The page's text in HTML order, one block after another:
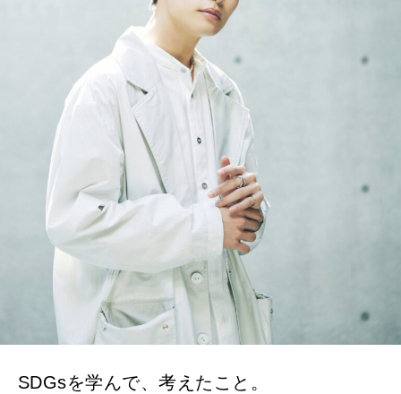
CULTURE
自分を耕す
WORK&MONEY
いい人生って？
MAGAZINE
2026年9月号「北海道 おいしく遊ぶ、夏のご褒美旅。」
2026年8月号『お茶の時間です。』
2026年7月号「鎌倉 ローカルが 教えてくれた 本当の歩き方。」
MAGAZINE
SDGsを学んで、考えたこと。